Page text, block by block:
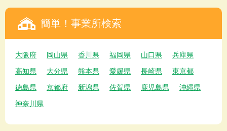
簡単！事業所検索
大阪府 岡山県 香川県 福岡県 山口県
兵庫県
高知県
大分県 熊本県 愛媛県 長崎県
東京都
徳島県
京都府 新潟県 佐賀県 鹿児島県
沖縄県
神奈川県